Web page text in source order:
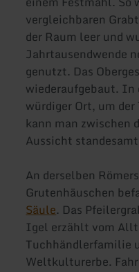
vergleichbaren
der Raum leer und
Jahrtausendwende
genutzt. Das
wiederaufgebaut. In
würdiger Ort, um
kann man zwischen
Aussicht
An derselben
Grutenhäuschen
Säule. Das
Igel erzählt vom
Tuchhändlerfamilie
Weltkulturerbe.